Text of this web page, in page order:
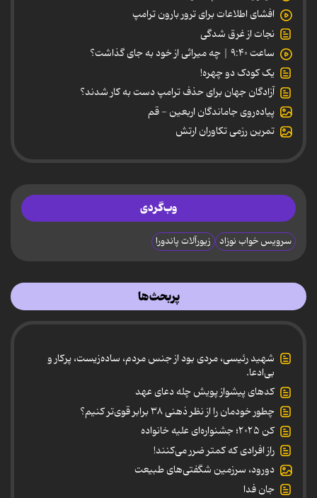
افشای اطلاعات برای ترور بارون ترامپ
نجات از غرق شدگی
ساعت ۹:۴۰ | چه میراثی از خود به جای گذاشت؟
یک کودک دو چهره!
آزادگان جهان برای حذف ترامپ دست به کار شدند؟
پیاده‌روی جاماندگان اربعین - قم
تمرین رزمی تکاوران ارتش
وب‌گردی
سرویس خواب نوزاد زیورآلات پاندورا
پربحث‌ها
شهید رئیسی، مردی بود از جنس مردم، ساده‌زیست، پرکار و
بی‌ادعا.
کدهای پیشواز پویش چله دعای عهد
چطور خودمان را از نظر ذهنی ۳۸ برابر قوی‌تر کنیم؟
کن ۲۰۲۵؛ جشنواره‌ای علیه خانواده
راز افرادی که کمتر ضرر می‌کنند!
دورود، سرزمین شگفتی‌های طبیعت
جان فدا